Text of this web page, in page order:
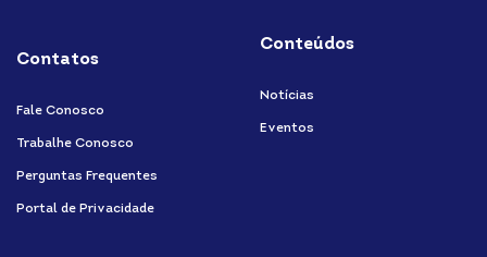
Contatos
Fale Conosco
Trabalhe Conosco
Perguntas Frequentes
Portal de Privacidade
Conteúdos
Notícias
Eventos